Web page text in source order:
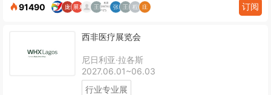
91490 订阅
西非医疗展览会
尼日利亚·拉各斯
2027.06.01~06.03
行业专业展